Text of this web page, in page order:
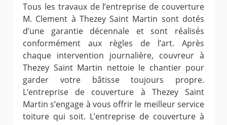
Tous les travaux de l’entreprise de couverture
M. Clement à Thezey Saint Martin sont dotés
d’une garantie décennale et sont réalisés
conformément aux règles de l’art. Après
chaque intervention journalière, couvreur à
Thezey Saint Martin nettoie le chantier pour
garder votre bâtisse toujours propre.
L’entreprise de couverture à Thezey Saint
Martin s’engage à vous offrir le meilleur service
toiture qui soit. L’entreprise de couverture à